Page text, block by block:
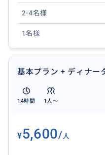
ジャングルの中に現れる
きの中で、大自然のエネ
ポットです。
【バトゥアン寺院】
1000年の歴史を誇る伝統
と黒い屋根が織りなす、
※その他観光地も相談可
お客様のホテルへ往復送迎
お迎えホテルとお送りホ
2-4名様
1名様
基本プラン + ディナー
14時間 1人〜
¥5,600/人